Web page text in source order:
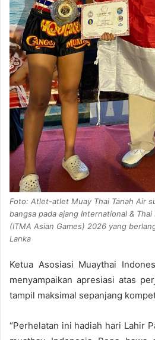
Foto: Atlet-atlet Muay Thai Tanah Air
bangsa pada ajang International &
(ITMA Asian Games) 2026 yang
Lanka
Ketua Asosiasi Muaythai
menyampaikan apresiasi atas
tampil maksimal sepanjang
“Perhelatan ini hadiah hari Lahir